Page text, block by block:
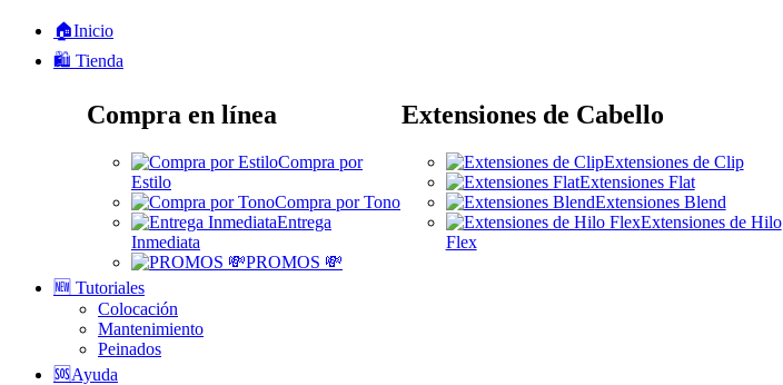
🏠Inicio
🛍️ Tienda
Compra en línea
Compra por
Estilo
Compra por Tono
Entrega
Inmediata
PROMOS 💸
Extensiones de Cabello
Extensiones de Clip
Extensiones Flat
Extensiones Blend
Extensiones de Hilo
Flex
🆕 Tutoriales
Colocación
Mantenimiento
Peinados
🆘Ayuda